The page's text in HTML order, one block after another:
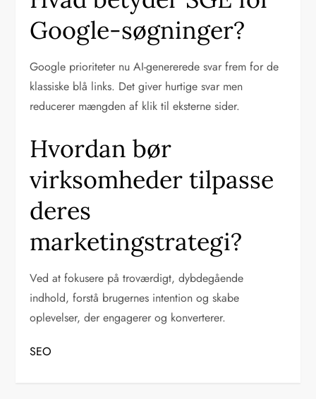
Google-søgninger?
Google prioriteter nu AI-genererede svar frem for de
klassiske blå links. Det giver hurtige svar men
reducerer mængden af klik til eksterne sider.
Hvordan bør
virksomheder tilpasse
deres
marketingstrategi?
Ved at fokusere på troværdigt, dybdegående
indhold, forstå brugernes intention og skabe
oplevelser, der engagerer og konverterer.
SEO